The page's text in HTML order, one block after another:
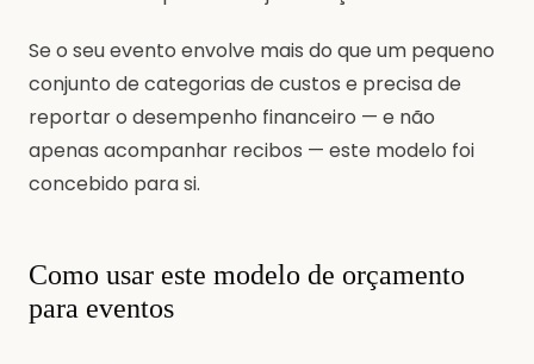
Se o seu evento envolve mais do que um pequeno
conjunto de categorias de custos e precisa de
reportar o desempenho financeiro — e não
apenas acompanhar recibos — este modelo foi
concebido para si.
Como usar este modelo de orçamento
para eventos